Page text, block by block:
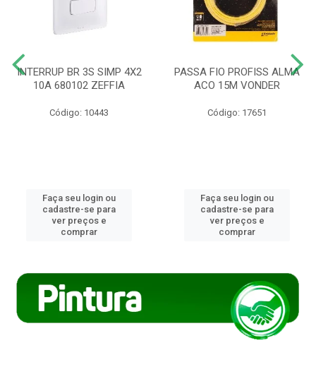
INTERRUP BR 3S SIMP 4X2
10A 680102 ZEFFIA
Código: 10443
Faça seu login ou
cadastre-se para
ver preços e
comprar
PASSA FIO PROFISS ALMA
ACO 15M VONDER
Código: 17651
Faça seu login ou
cadastre-se para
ver preços e
comprar